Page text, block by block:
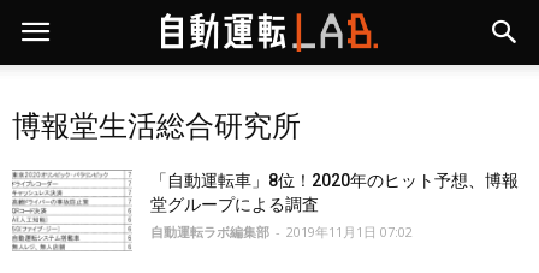
博報堂生活総合研究所
「自動運転車」8位！2020年のヒット予想、博報
堂グループによる調査
自動運転ラボ編集部 - 2019年11月1日 07:02